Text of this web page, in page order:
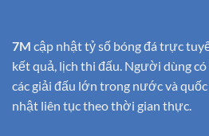
7M cập nhật tỷ số bóng đá trực
kết quả, lịch thi đấu. Người dùng
các giải đấu lớn trong nước và
nhật liên tục theo thời gian thực.